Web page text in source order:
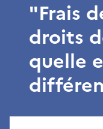
"Frais
droits
quelle